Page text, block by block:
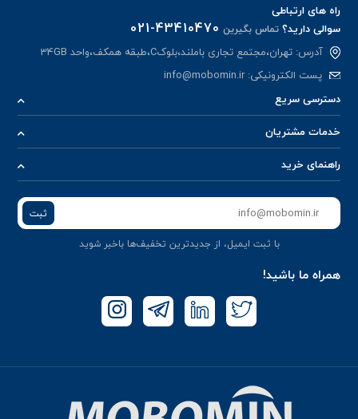
راه های ارتباطی
سوالی دارید؟تماس بگیرین 021-43410470
آدرس: تهران،مجتمع تجاری باملند،بلوکC،طبقه همکف،واحد 34GB
پست الکترونیکی:info@mobomin.ir
دسترسی سریع
خدمات مشتریان
راهنمای خرید
ثبت
با ثبت ایمیل، از جدید‌ترین تخفیف‌ها با‌خبر شوید
همراه ما باشید!